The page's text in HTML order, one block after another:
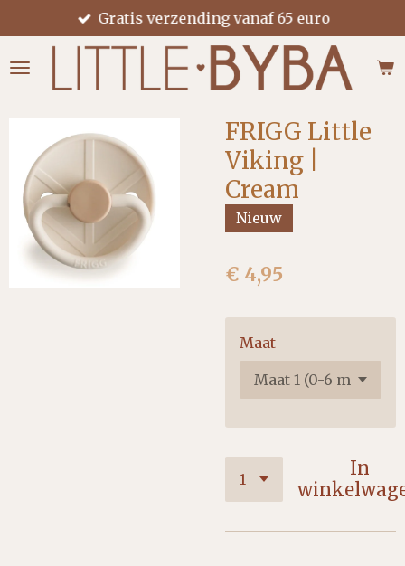
direct
naar
Gratis verzending vanaf 65 euro
FRIGG Little
Viking |
Cream
Nieuw
€ 4,95
Maat
In